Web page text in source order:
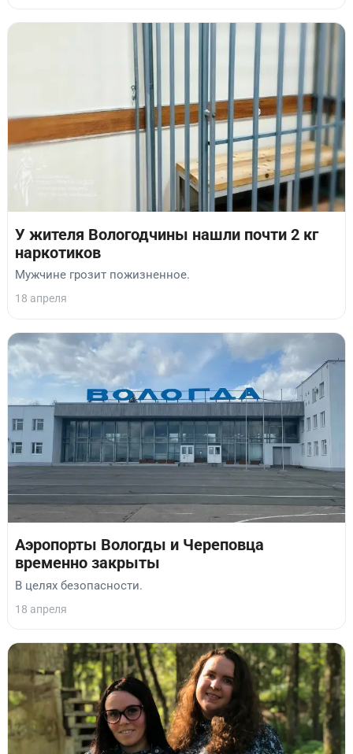
У жителя Вологодчины нашли почти 2 кг
наркотиков
Мужчине грозит пожизненное.
18 апреля
Аэропорты Вологды и Череповца
временно закрыты
В целях безопасности.
18 апреля